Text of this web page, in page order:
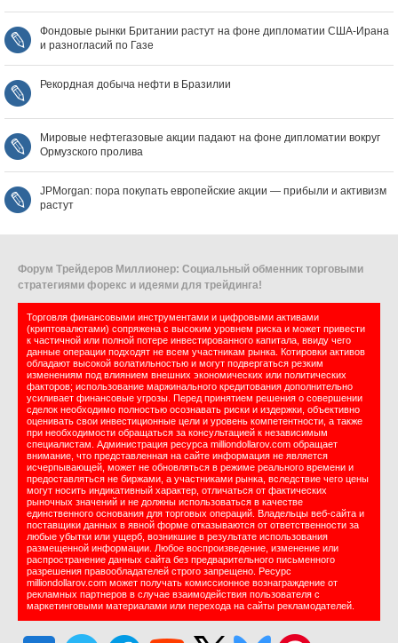
Фондовые рынки Британии растут на фоне дипломатии США‑Ирана
и разногласий по Газе
Рекордная добыча нефти в Бразилии
Мировые нефтегазовые акции падают на фоне дипломатии вокруг
Ормузского пролива
JPMorgan: пора покупать европейские акции — прибыли и активизм
растут
Форум Трейдеров Миллионер: Социальный обменник торговыми
стратегиями форекс и идеями для трейдинга!
Торговля финансовыми инструментами и цифровыми активами
(криптовалютами) сопряжена с высоким уровнем риска и может привести
к частичной или полной потере инвестированного капитала, ввиду чего
данные операции подходят не всем участникам рынка. Котировки активов
обладают высокой волатильностью и могут подвергаться резким
изменениям под влиянием внешних экономических или политических
факторов; использование маржинального кредитования дополнительно
усиливает финансовые угрозы. Перед принятием решения о совершении
сделок необходимо полностью осознавать риски и издержки, объективно
оценивать свои инвестиционные цели и уровень компетентности, а также
при необходимости обращаться за консультацией к независимым
специалистам. Администрация ресурса milliondollarov.com обращает
внимание, что представленная на сайте информация не является
исчерпывающей, может не обновляться в режиме реального времени и
предоставляться не биржами, а участниками рынка, вследствие чего цены
могут носить индикативный характер, отличаться от фактических
рыночных значений и не должны использоваться в качестве
единственного основания для торговых операций. Владельцы веб-сайта и
поставщики данных в явной форме отказываются от ответственности за
любые убытки или ущерб, возникшие в результате использования
размещенной информации. Любое воспроизведение, изменение или
распространение данных сайта без предварительного письменного
разрешения правообладателей строго запрещено. Ресурс
milliondollarov.com может получать комиссионное вознаграждение от
рекламных партнеров в случае взаимодействия пользователя с
маркетинговыми материалами или перехода на сайты рекламодателей.